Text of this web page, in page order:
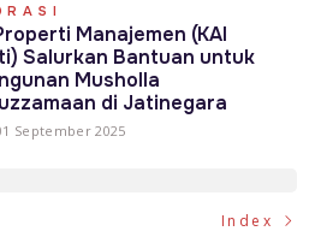
Manajemen (KAI
Salurkan Bantuan untuk
Musholla
di Jatinegara
September 2025
Index